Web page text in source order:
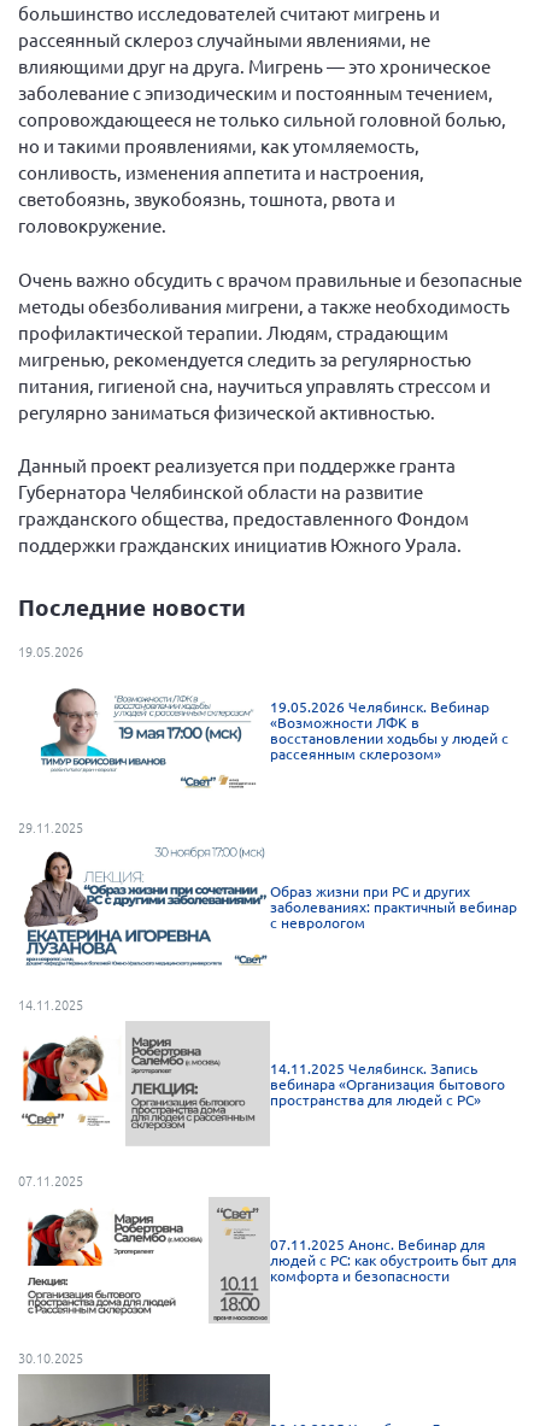
Вице-президент Чернова А.В.
Вице-президент Цикорин И.В.
Вице-президент Груба Л.В.
Главный бухгалтер Жаворонкова Г.М.
Конференция ОООИБРС 2026
Конференция ОООИБРС 2025
Экспертный совет ОООИБРС 2025
Конференция ОООИБРС 2024
Конференция ОООИБРС 2023
Конференция ОООИБРС 2022
Конференция ОООИБРС 2021
Конференция ОООИБРС 2020
Документы съездов
Первый съезд
Третий съезд
Четвертый съезд
Пятый съезд
Шестой съезд
ОФ «Фонд содействия больным рассеянным
склерозом»
Новости: Казахстан
Письма и официальные ответы
Нормативно-правовые документы
Методическая литература для НКО
Публичные отчеты
Исследования, аналитика, мнения
Всероссийская онлайн конференция
"Рассеянный склероз. XX лет работы
ОООИБРС" (25-29.08.2020)
"Рассеянный склероз: новые реалии" (26-
Алтайский край
Архангельская область
большинство исследователей считают мигрень и
рассеянный склероз случайными явлениями, не
влияющими друг на друга. Мигрень — это хроническое
заболевание с эпизодическим и постоянным течением,
сопровождающееся не только сильной головной болью,
но и такими проявлениями, как утомляемость,
сонливость, изменения аппетита и настроения,
светобоязнь, звукобоязнь, тошнота, рвота и
головокружение.
Очень важно обсудить с врачом правильные и безопасные
методы обезболивания мигрени, а также необходимость
профилактической терапии. Людям, страдающим
мигренью, рекомендуется следить за регулярностью
питания, гигиеной сна, научиться управлять стрессом и
регулярно заниматься физической активностью.
Данный проект реализуется при поддержке гранта
Губернатора Челябинской области на развитие
гражданского общества, предоставленного Фондом
поддержки гражданских инициатив Южного Урала.
Последние новости
19.05.2026
19.05.2026 Челябинск. Вебинар
«Возможности ЛФК в
восстановлении ходьбы у людей с
рассеянным склерозом»
29.11.2025
Образ жизни при РС и других
заболеваниях: практичный вебинар
с неврологом
14.11.2025
14.11.2025 Челябинск. Запись
вебинара «Организация бытового
пространства для людей с РС»
07.11.2025
07.11.2025 Анонс. Вебинар для
людей с РС: как обустроить быт для
комфорта и безопасности
30.10.2025